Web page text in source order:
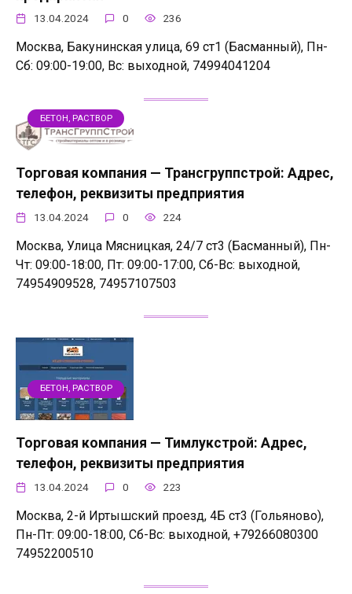
13.04.2024 0 236
Москва, Бакунинская улица, 69 ст1 (Басманный), Пн-
Сб: 09:00-19:00, Вс: выходной, 74994041204
БЕТОН, РАСТВОР
Торговая компания — Трансгруппстрой: Адрес,
телефон, реквизиты предприятия
13.04.2024 0 224
Москва, Улица Мясницкая, 24/7 ст3 (Басманный), Пн-
Чт: 09:00-18:00, Пт: 09:00-17:00, Сб-Вс: выходной,
74954909528, 74957107503
БЕТОН, РАСТВОР
Торговая компания — Тимлукстрой: Адрес,
телефон, реквизиты предприятия
13.04.2024 0 223
Москва, 2-й Иртышский проезд, 4Б ст3 (Гольяново),
Пн-Пт: 09:00-18:00, Сб-Вс: выходной, +79266080300
74952200510